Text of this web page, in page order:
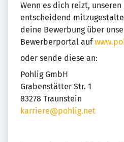
Wenn es dich reizt,
entscheidend
deine Bewerbung über
Bewerberportal auf
oder sende diese an:
Pohlig GmbH
Grabenstätter Str. 1
83278 Traunstein
karriere@pohlig.net